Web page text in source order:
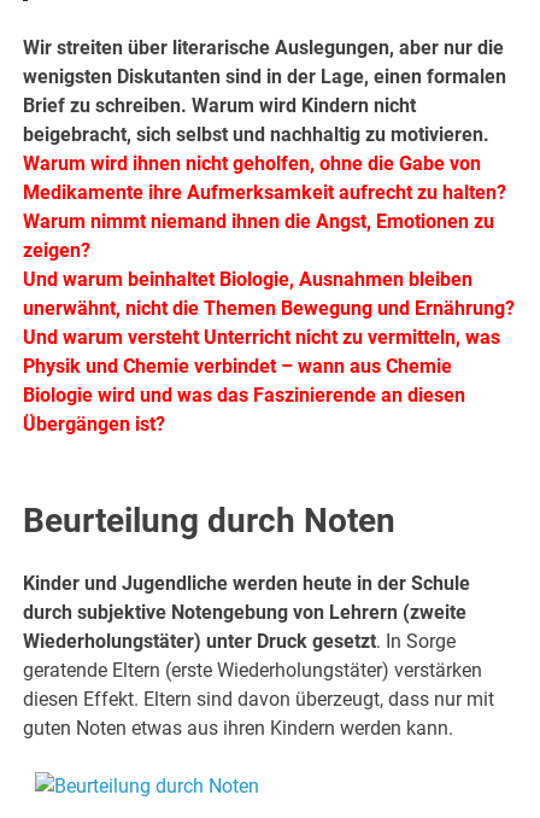
Wir streiten über literarische Auslegungen, aber nur die
wenigsten Diskutanten sind in der Lage, einen formalen
Brief zu schreiben. Warum wird Kindern nicht
beigebracht, sich selbst und nachhaltig zu motivieren.
Warum wird ihnen nicht geholfen, ohne die Gabe von
Medikamente ihre Aufmerksamkeit aufrecht zu halten?
Warum nimmt niemand ihnen die Angst, Emotionen zu
zeigen?
Und warum beinhaltet Biologie, Ausnahmen bleiben
unerwähnt, nicht die Themen Bewegung und Ernährung?
Und warum versteht Unterricht nicht zu vermitteln, was
Physik und Chemie verbindet – wann aus Chemie
Biologie wird und was das Faszinierende an diesen
Übergängen ist?
Beurteilung durch Noten
Kinder und Jugendliche werden heute in der Schule
durch subjektive Notengebung von Lehrern (zweite
Wiederholungstäter) unter Druck gesetzt. In Sorge
geratende Eltern (erste Wiederholungstäter) verstärken
diesen Effekt. Eltern sind davon überzeugt, dass nur mit
guten Noten etwas aus ihren Kindern werden kann.